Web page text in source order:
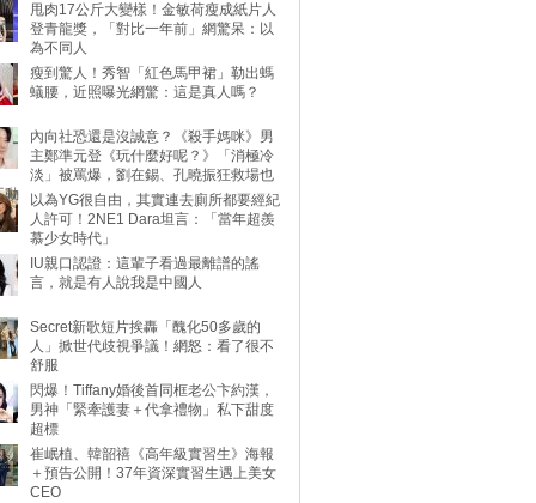
甩肉17公斤大變樣！金敏荷瘦成紙片人
登青龍獎，「對比一年前」網驚呆：以
為不同人
瘦到驚人！秀智「紅色馬甲裙」勒出螞
蟻腰，近照曝光網驚：這是真人嗎？
內向社恐還是沒誠意？《殺手媽咪》男
主鄭準元登《玩什麼好呢？》「消極冷
淡」被罵爆，劉在錫、孔曉振狂救場也
動
以為YG很自由，其實連去廁所都要經紀
人許可！2NE1 Dara坦言：「當年超羨
慕少女時代」
IU親口認證：這輩子看過最離譜的謠
言，就是有人說我是中國人
Secret新歌短片挨轟「醜化50多歲的
人」掀世代歧視爭議！網怒：看了很不
舒服
閃爆！Tiffany婚後首同框老公卞約漢，
男神「緊牽護妻＋代拿禮物」私下甜度
超標
崔岷植、韓韶禧《高年級實習生》海報
＋預告公開！37年資深實習生遇上美女
CEO